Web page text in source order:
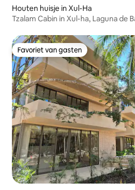
Houten huisje in Xul-Ha
Tzalam Cabin in Xul-ha, Laguna de
Favoriet van gasten
Favoriet van gasten